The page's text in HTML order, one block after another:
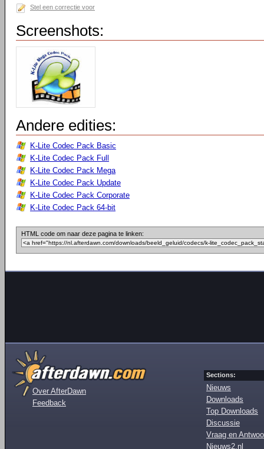
Stel een correctie voor
Screenshots:
Andere edities:
K-Lite Codec Pack Basic
K-Lite Codec Pack Full
K-Lite Codec Pack Mega
K-Lite Codec Pack Update
K-Lite Codec Pack Corporate
K-Lite Codec Pack 64-bit
HTML code om naar deze pagina te linken:
Over AfterDawn
Feedback
Sections:
Nieuws
Downloads
Top Downloads
Discussie
Vraag en
Nieuws2.nl